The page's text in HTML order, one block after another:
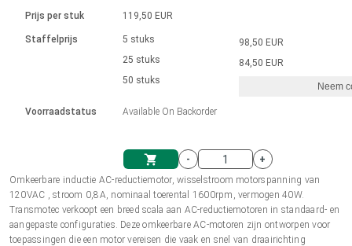
Eenheidssysteem
Winkelwagen
Solenoïden
driver
Ø 28-42| 1-1400 rpm | <= 290Ncm
Borstelloze DC-motordrivers
Borstel DC-motordrivers DPWM-
Stappenmotor drivers
Synchroon-asynchroon | voor 1-4 aandrijvingen
Besturingskasten
Synchroon-asynchroon | voor 1-4 aandrijvingen
Français (EUR)
Polski (EUR)
Norsk (NOK)
Prijs per stuk
Staffelprijs
Voorraadstatus
119,50 EUR
5 stuks
25 stuks
50 stuks
Available On Backorder
98,50 EUR
84,50 EUR
Neem
-
+
Omkeerbare inductie AC-reductiemotor, wisselstroom motorspanning van
120VAC , stroom 0,8A, nominaal toerental 1600rpm, vermogen 40W.
Transmotec verkoopt een breed scala aan AC-reductiemotoren in standaard- en
aangepaste configuraties. Deze omkeerbare AC-motoren zijn ontworpen voor
toepassingen die een motor vereisen die vaak en snel van draairichting